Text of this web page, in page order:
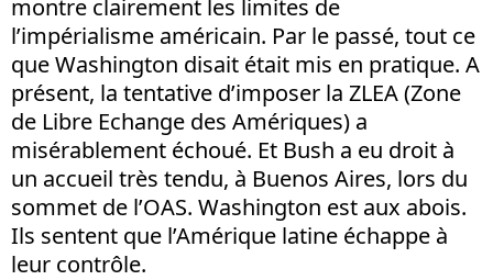
montre clairement les limites de
l’impérialisme américain. Par le passé, tout ce
que Washington disait était mis en pratique. A
présent, la tentative d’imposer la ZLEA (Zone
de Libre Echange des Amériques) a
misérablement échoué. Et Bush a eu droit à
un accueil très tendu, à Buenos Aires, lors du
sommet de l’OAS. Washington est aux abois.
Ils sentent que l’Amérique latine échappe à
leur contrôle.